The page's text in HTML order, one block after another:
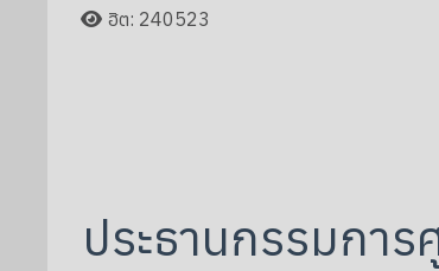
ฮิต: 240523
ประธานกรรมกา